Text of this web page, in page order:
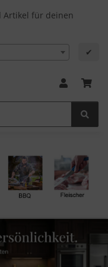
Artikel für deinen
✔